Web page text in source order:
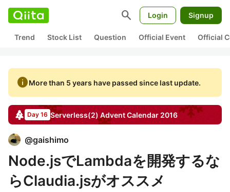
search Login Signup
Trend Stock List Question Official Event Official
infoMore than 5 years have passed since last update.
Day 16 Serverless(2) Advent Calendar 2016
@gaishimo
Node.jsでLambdaを開発するな
らClaudia.jsがオススメ